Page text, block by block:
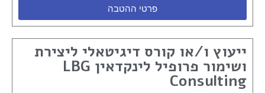
פרטי ההטבה
ייעוץ ו/או קורס דיגיטאלי ליצירת
ושימור פרופיל לינקדאין LBG
Consulting